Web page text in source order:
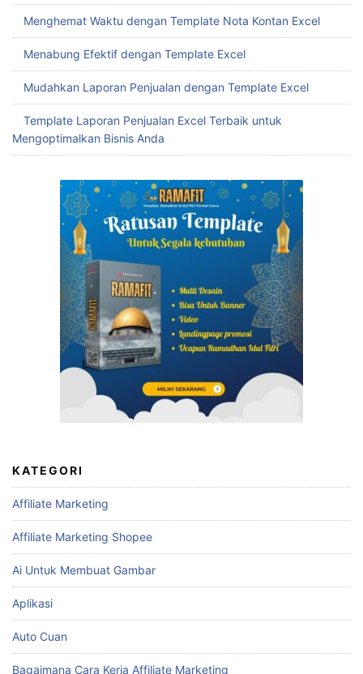
Menghemat Waktu dengan Template Nota Kontan Excel
Menabung Efektif dengan Template Excel
Mudahkan Laporan Penjualan dengan Template Excel
Template Laporan Penjualan Excel Terbaik untuk
Mengoptimalkan Bisnis Anda
KATEGORI
Affiliate Marketing
Affiliate Marketing Shopee
Ai Untuk Membuat Gambar
Aplikasi
Auto Cuan
Bagaimana Cara Kerja Affiliate Marketing